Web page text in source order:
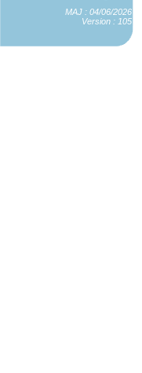
MAJ : 04/06/2026
Version : 105